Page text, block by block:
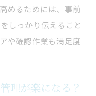
めるためには、事前
しっかり伝えること
や確認作業も満足度
理が楽になる？